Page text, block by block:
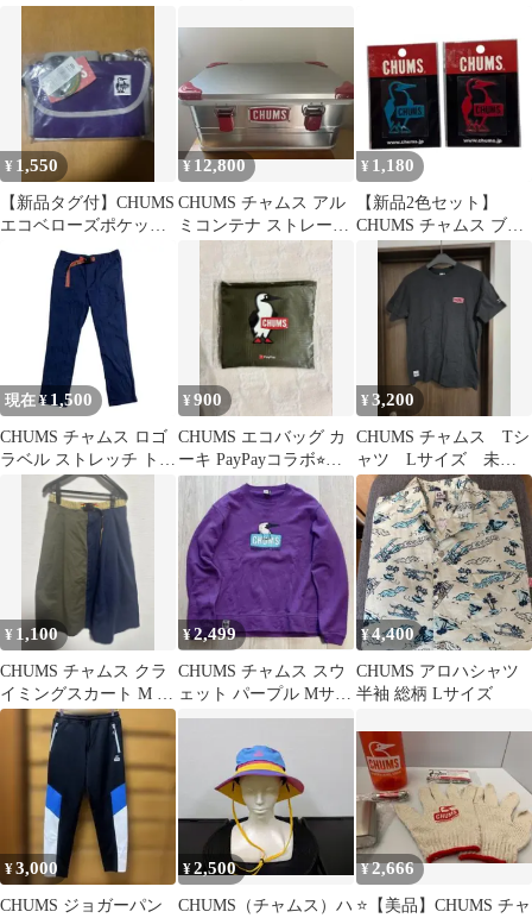
¥ 1,550
【新品タグ付】CHUMS
エコベローズポケット
ブックショルダー パー
¥ 12,800
CHUMS チャムス アル
ミコンテナ ストレージ
¥ 1,180
【新品2色セット】
CHUMS チャムス ブー
ビーバード エンボスス
テッカー
現在 ¥ 1,500
CHUMS チャムス ロゴ
ラベル ストレッチ トレ
ッキング クライミング
パンツ
¥900
CHUMS エコバッグ カ
ーキ PayPayコラボ⭐︎新
品 未開封
¥3,200
CHUMS チャムス Tシ
ャツ Lサイズ 未使
用品！
¥ 1,100
CHUMS チャムス クラ
イミングスカート M フ
レア ネイビー カーキ
¥2,499
CHUMS チャムス スウ
ェット パープル Mサイ
ズ
¥4,400
CHUMS アロハシャツ
半袖 総柄 Lサイズ
¥3,000
CHUMS ジョガーパン
¥2,500
CHUMS（チャムス）ハ
¥2,666
⭐️【美品】CHUMS チャ